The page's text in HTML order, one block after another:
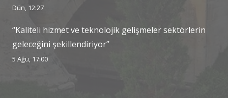
Dün, 12:27
“Kaliteli hizmet ve teknolojik gelişmeler sektörlerin
geleceğini şekillendiriyor”
5 Ağu, 17:00